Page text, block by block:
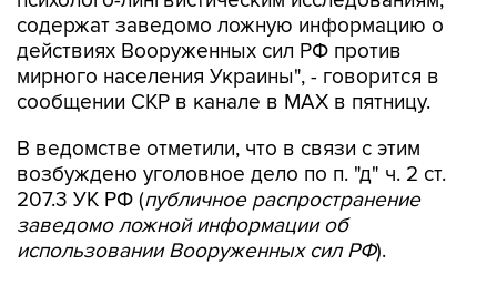
мирного населения Украины", - говорится в
сообщении СКР в канале в MAX в пятницу.
В ведомстве отметили, что в связи с этим
207.3 УК РФ ( публичное распространение
заведомо ложной информации об
использовании Вооруженных сил РФ).
"В настоящее время рассматривается вопрос